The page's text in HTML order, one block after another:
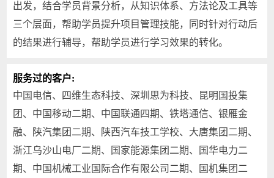
出发，结合学员背景分析，从知识体系、方法论及工具等
三个层面，帮助学员提升项目管理技能，同时针对行动后
的结果进行辅导，帮助学员进行学习效果的转化。
服务过的客户:
中国电信、四维生态科技、深圳思为科技、昆明国投集
团、中国移动二期、中国联通四期、铁塔通信、银雁金
融、陕汽集团二期、陕西汽车技工学校、大唐集团二期、
浙江乌沙山电厂二期、国家能源集团二期、国华电力二
期、中国机械工业国际合作有限公司二期、国机集团二